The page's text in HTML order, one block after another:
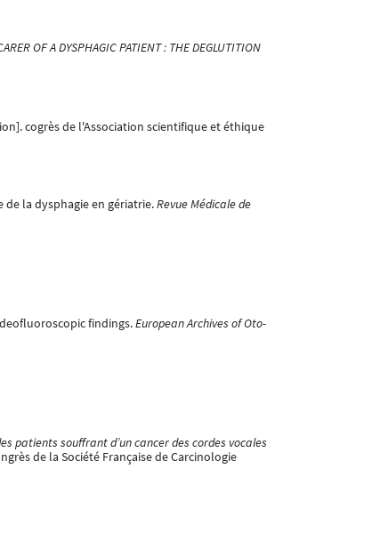
OF A DYSPHAGIC PATIENT : THE DEGLUTITION
cogrès de l'Association scientifique et éthique
de la dysphagie en gériatrie.Revue Médicale de
findings.European Archives of Oto-
patients souffrant d’un cancer des cordes vocales
de la Société Française de Carcinologie